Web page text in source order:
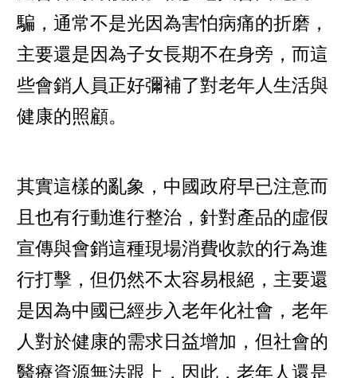
騙，通常不是光因為害怕病痛的折磨，
主要還是因為子女長期不在身旁，而這
些會銷人員正好彌補了對老年人生活與
健康的照顧。
其實這樣的亂象，中國政府早已注意而
且也有行動進行整治，針對產品的虛假
宣傳與會銷這種現場消費收款的行為進
行打擊，但仍然不太容易根絕，主要還
是因為中國已經步入老年化社會，老年
人對於健康的需求日益增加，但社會的
醫療資源無法跟上，因此，老年人還是